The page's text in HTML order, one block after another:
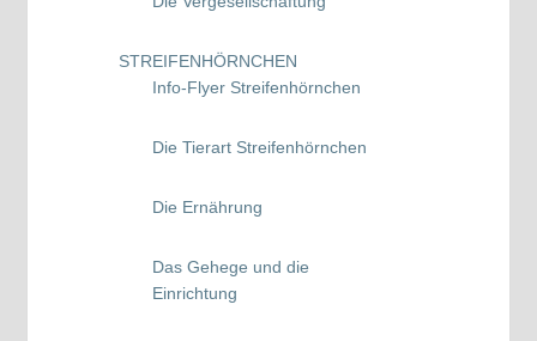
STREIFENHÖRNCHEN
Info-Flyer Streifenhörnchen
Die Tierart Streifenhörnchen
Die Ernährung
Das Gehege und die
Einrichtung